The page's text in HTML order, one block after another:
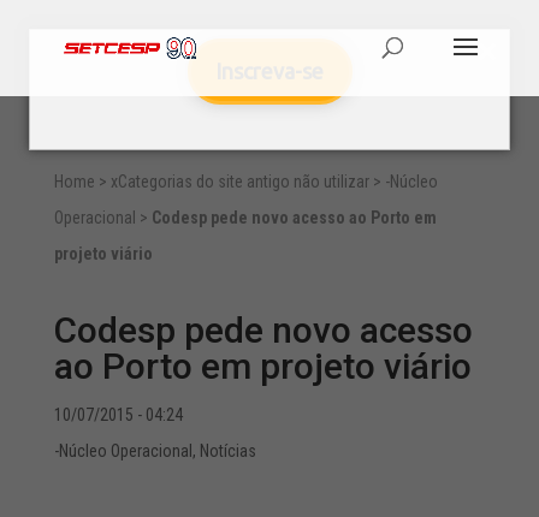
Home > xCategorias do site antigo não utilizar> -Núcleo
Operacional > Codesp pede novo acesso ao Porto em
projeto viário
Codesp pede novo acesso
ao Porto em projeto viário
10/07/2015 - 04:24
-Núcleo Operacional , Notícias